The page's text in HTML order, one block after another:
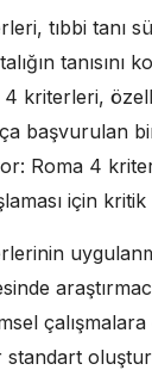
tıbbi tanı
kriterleri,
başvurulan
Roma 4
için
standart